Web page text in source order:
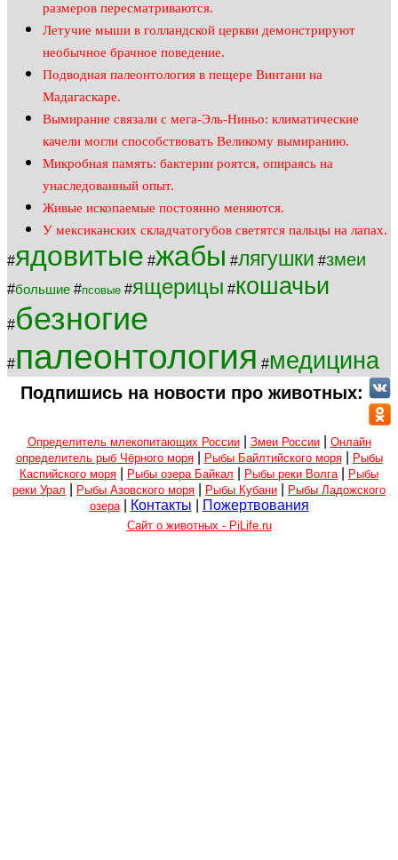
размеров пересматриваются.
Летучие мыши в голландской церкви демонстрируют
необычное брачное поведение.
Подводная палеонтология в пещере Винтани на
Мадагаскаре.
Вымирание связали с мега-Эль-Ниньо: климатические
качели могли способствовать Великому вымиранию.
Микробная память: бактерии роятся, опираясь на
унаследованный опыт.
Живые ископаемые постоянно меняются.
У мексиканских складчатогубов светятся пальцы на лапах.
#ядовитые #жабы #лягушки #змеи
#большие #псовые #ящерицы #кошачьи
#безногие
#палеонтология #медицина
Подпишись на новости про животных:
Определитель млекопитающих России| Змеи России| Онлайн
определитель рыб Чёрного моря| Рыбы Байлтийского моря|
Рыбы
Каспийского моря
Рыбы озера Байкал Рыбы реки Волга
Рыбы
реки Урал
Рыбы Азовского моря Рыбы Кубани
Рыбы Ладожского
озера| Контакты Пожертвования
Сайт о животных - PiLife.ru